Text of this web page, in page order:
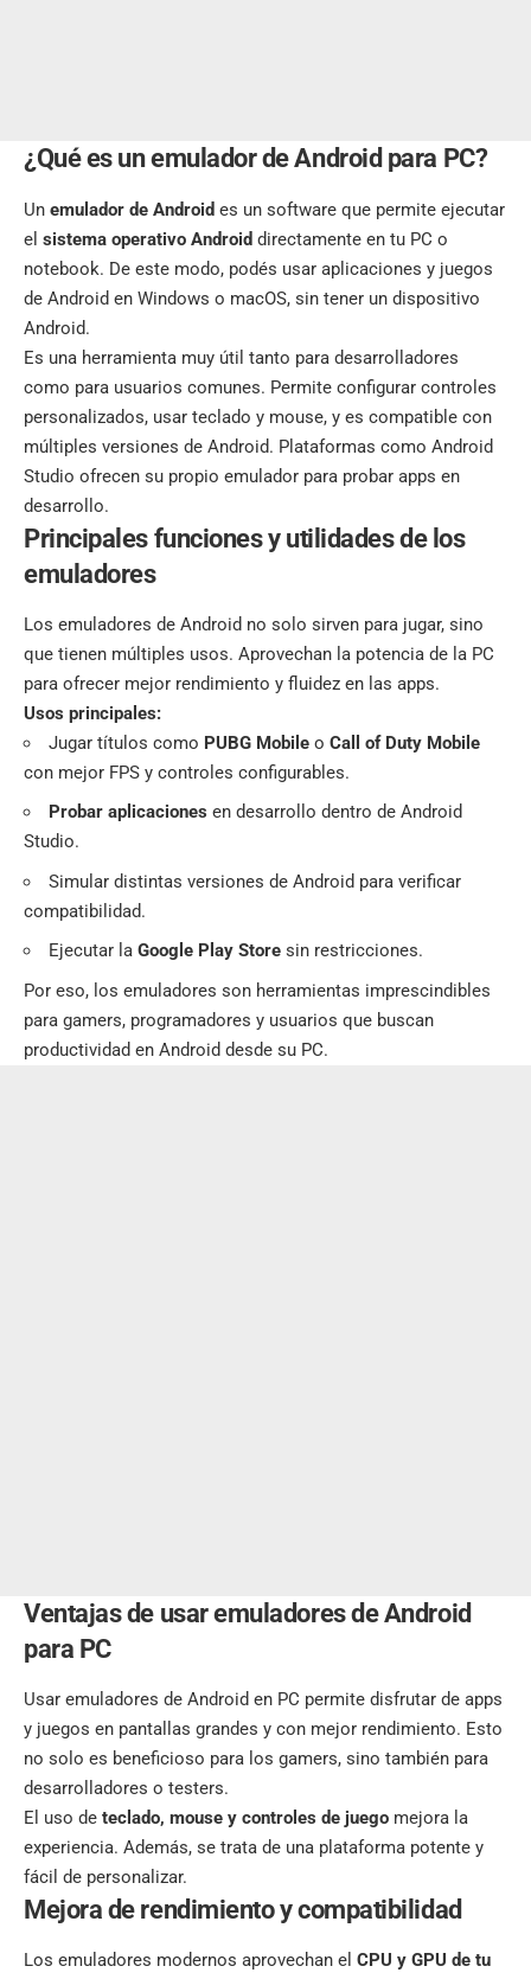
¿Qué es un emulador de Android para PC?
Un emulador de Android es un software que permite ejecutar
el sistema operativo Android directamente en tu PC o
notebook. De este modo, podés usar aplicaciones y juegos
de Android en Windows o macOS, sin tener un dispositivo
Android.
Es una herramienta muy útil tanto para desarrolladores
como para usuarios comunes. Permite configurar controles
personalizados, usar teclado y mouse, y es compatible con
múltiples versiones de Android. Plataformas como Android
Studio ofrecen su propio emulador para probar apps en
desarrollo.
Principales funciones y utilidades de los
emuladores
Los emuladores de Android no solo sirven para jugar, sino
que tienen múltiples usos. Aprovechan la potencia de la PC
para ofrecer mejor rendimiento y fluidez en las apps.
Usos principales:
Jugar títulos como PUBG Mobile o Call of Duty Mobile
con mejor FPS y controles configurables.
Probar aplicaciones en desarrollo dentro de Android
Studio.
Simular distintas versiones de Android para verificar
compatibilidad.
Ejecutar la Google Play Store sin restricciones.
Por eso, los emuladores son herramientas imprescindibles
para gamers, programadores y usuarios que buscan
productividad en Android desde su PC.
Ventajas de usar emuladores de Android
para PC
Usar emuladores de Android en PC permite disfrutar de apps
y juegos en pantallas grandes y con mejor rendimiento. Esto
no solo es beneficioso para los gamers, sino también para
desarrolladores o testers.
El uso de teclado, mouse y controles de juego mejora la
experiencia. Además, se trata de una plataforma potente y
fácil de personalizar.
Mejora de rendimiento y compatibilidad
Los emuladores modernos aprovechan el CPU y GPU de tu